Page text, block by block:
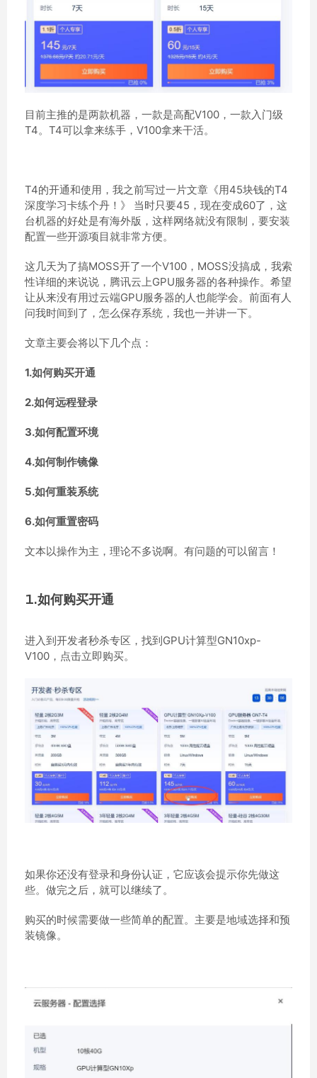
目前主推的是两款机器，一款是高配V100，一款入门级
T4。T4可以拿来练手，V100拿来干活。
T4的开通和使用，我之前写过一片文章《用45块钱的T4
深度学习卡练个丹！》 当时只要45，现在变成60了，这
台机器的好处是有海外版，这样网络就没有限制，要安装
配置一些开源项目就非常方便。
这几天为了搞MOSS开了一个V100，MOSS没搞成，我索
性详细的来说说，腾讯云上GPU服务器的各种操作。希望
让从来没有用过云端GPU服务器的人也能学会。前面有人
问我时间到了，怎么保存系统，我也一并讲一下。
文章主要会将以下几个点：
1.如何购买开通
2.如何远程登录
3.如何配置环境
4.如何制作镜像
5.如何重装系统
6.如何重置密码
文本以操作为主，理论不多说啊。有问题的可以留言！
1.如何购买开通
进入到开发者秒杀专区，找到GPU计算型GN10xp-
V100，点击立即购买。
如果你还没有登录和身份认证，它应该会提示你先做这
些。做完之后，就可以继续了。
购买的时候需要做一些简单的配置。主要是地域选择和预
装镜像。